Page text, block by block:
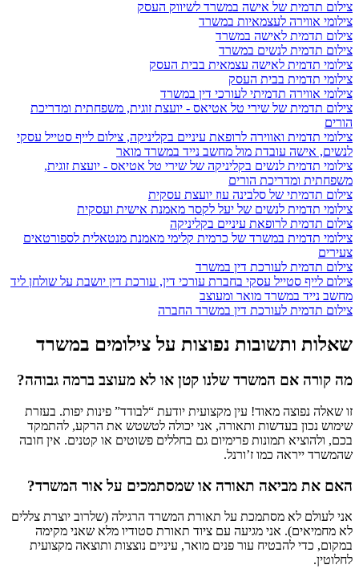
צילום תדמית של אישה במשרד לשיווק העסק
צילומי אווירה לעצמאיות במשרד
צילום תדמית לאישה במשרד
צילום תדמית לנשים במשרד
צילומי תדמית לאישה עצמאית בבית העסק
צילומי תדמית בבית העסק
צילומי אווירה תדמיתי לעורכי דין במשרד
צילום תדמית של שירי טל אטיאס - יועצת זוגית, משפחתית ומדריכת
הורים
צילומי תדמית ואווירה לרופאת עיניים בקליניקה, צילום לייף סטייל עסקי
לנשים, אישה עובדת מול מחשב נייד במשרד מואר
צילומי תדמית לנשים בקליניקה של שירי טל אטיאס - יועצת זוגית,
משפחתית ומדריכת הורים
צילום תדמיתי של סלבינה עוז יועצת עסקית
צילומי תדמית לנשים של יעל לקסר מאמנת אישית ועסקית
צילום תדמית לרופאת עיניים בקליניקה
צילומי תדמית במשרד של כרמית קלימי מאמנת מנטאלית לספורטאים
צעירים
צילום תדמית לעורכת דין במשרד
צילום לייף סטייל עסקי בחברת עורכי דין, עורכת דין יושבת על שולחן ליד
מחשב נייד במשרד מואר ומעוצב
צילום תדמית לעורכת דין במשרד החברה
שאלות ותשובות נפוצות על צילומים במשרד
מה קורה אם המשרד שלנו קטן או לא מעוצב ברמה גבוהה?
זו שאלה נפוצה מאוד! עין מקצועית יודעת “לבודד” פינות יפות. בעזרת
שימוש נכון בעדשות ותאורה, אני יכולה לטשטש את הרקע, להתמקד
בכם, ולהוציא תמונות פרימיום גם בחללים פשוטים או קטנים. אין חובה
שהמשרד ייראה כמו ז’ורנל.
האם את מביאה תאורה או שמסתמכים על אור המשרד?
אני לעולם לא מסתמכת על תאורת המשרד הרגילה (שלרוב יוצרת צללים
לא מחמיאים). אני מגיעה עם ציוד תאורת סטודיו מלא שאני מקימה
במקום, כדי להבטיח עור פנים מואר, עיניים נוצצות ותוצאה מקצועית
לחלוטין.